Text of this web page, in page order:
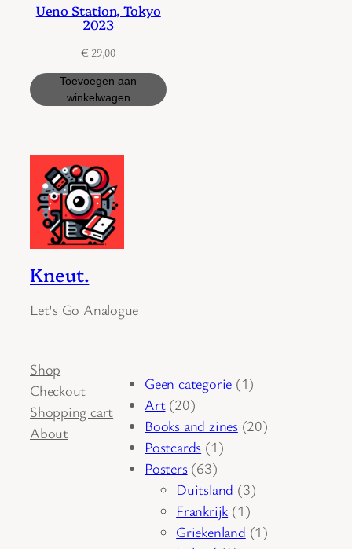
Ueno Station, Tokyo
2023
€ 29,00
Toevoegen aan
winkelwagen
Kneut.
Let's Go Analogue
Shop
Checkout
Shopping cart
About
Geen categorie 11
Art 2020
producten
Books and zines 2020
Postcards 11
Posters 6363
producten
Duitsland 33
producten
Frankrijk 11
product
Griekenland 11